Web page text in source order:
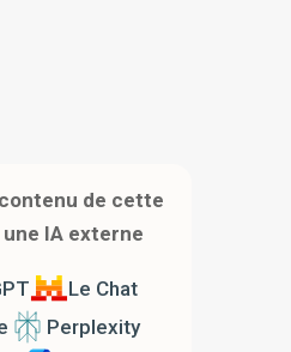
de cette
IA externe
Le Chat
Perplexity